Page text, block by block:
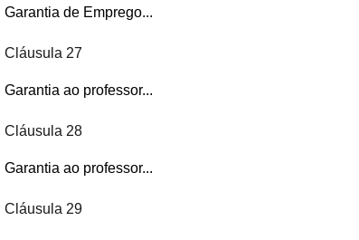
Garantia de Emprego...
Cláusula 27
Garantia ao professor...
Cláusula 28
Garantia ao professor...
Cláusula 29